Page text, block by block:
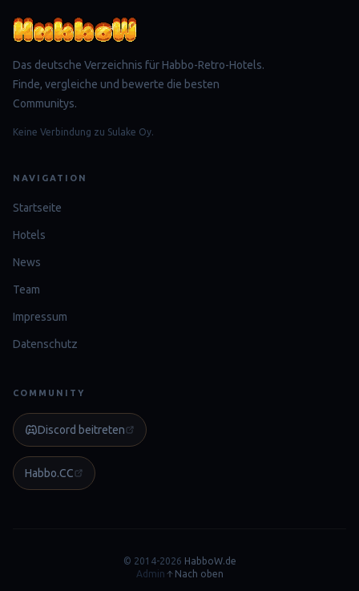
Das deutsche Verzeichnis für Habbo-Retro-Hotels.
Finde, vergleiche und bewerte die besten
Communitys.
Keine Verbindung zu Sulake Oy.
NAVIGATION
Startseite
Hotels
News
Team
Impressum
Datenschutz
COMMUNITY
Discord beitreten
Habbo.CC
© 2014-2026 HabboW.de
Admin
Nach oben